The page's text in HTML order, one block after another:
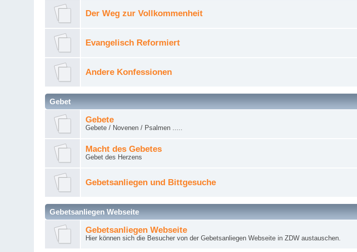
Der Weg zur Vollkommenheit
Evangelisch Reformiert
Andere Konfessionen
Gebet
Gebete
Gebete / Novenen / Psalmen .....
Macht des Gebetes
Gebet des Herzens
Gebetsanliegen und Bittgesuche
Gebetsanliegen Webseite
Gebetsanliegen Webseite
Hier können sich die Besucher von der Gebetsanliegen Webseite in ZDW austauschen.